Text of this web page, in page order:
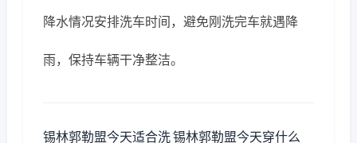
降水情况安排洗车时间，避免刚洗完车就遇降
雨，保持车辆干净整洁。
锡林郭勒盟今天适合洗锡林郭勒盟今天穿什么